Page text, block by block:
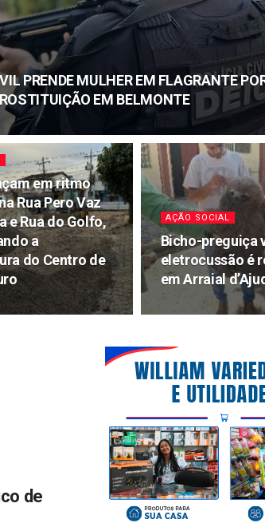
PRENDE MULHER EM FLAGRANTE
EM BELMONTE
em ritmo
Rua Pero Vaz
e Rua do Golfo,
a
do Centro de
AÇÃO SOCIAL
Bicho-preguiça
eletrocussão é
em Arraial
de